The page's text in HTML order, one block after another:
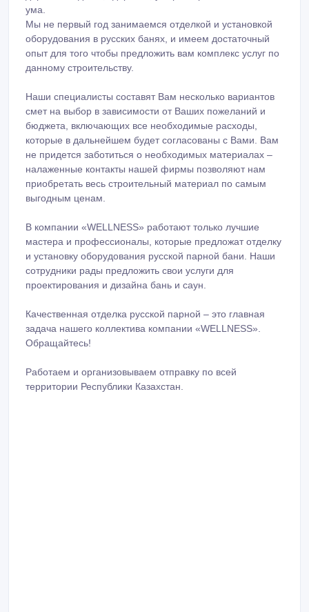
ума.
Мы не первый год занимаемся отделкой и установкой
оборудования в русских банях, и имеем достаточный
опыт для того чтобы предложить вам комплекс услуг по
данному строительству.
Наши специалисты составят Вам несколько вариантов
смет на выбор в зависимости от Ваших пожеланий и
бюджета, включающих все необходимые расходы,
которые в дальнейшем будет согласованы с Вами. Вам
не придется заботиться о необходимых материалах –
налаженные контакты нашей фирмы позволяют нам
приобретать весь строительный материал по самым
выгодным ценам.
В компании «WELLNESS» работают только лучшие
мастера и профессионалы, которые предложат отделку
и установку оборудования русской парной бани. Наши
сотрудники рады предложить свои услуги для
проектирования и дизайна бань и саун.
Качественная отделка русской парной – это главная
задача нашего коллектива компании «WELLNESS».
Обращайтесь!
Работаем и организовываем отправку по всей
территории Республики Казахстан.